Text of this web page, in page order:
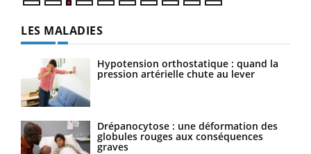
LES MALADIES
Hypotension orthostatique : quand la
pression artérielle chute au lever
Drépanocytose : une déformation des
globules rouges aux conséquences
graves